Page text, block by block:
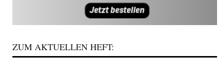
ZUM AKTUELLEN HEFT: